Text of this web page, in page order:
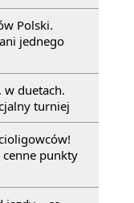
Polski.
jednego
w duetach.
turniej
punkty